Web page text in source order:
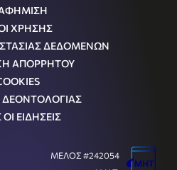
ΧΡΗΣΗΣ
ΔΕΔΟΜΕΝΩΝ
ΑΠΟΡΡΗΤΟΥ
ΔΕΟΝΤΟΛΟΓΙΑΣ
ΕΙΔΗΣΕΙΣ
ΜΕΛΟΣ #242054